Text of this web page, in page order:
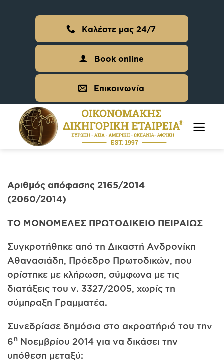
Καλέστε μας 24/7
Book online
Επικοινωνία
Αριθμός απόφασης 2165/2014
(2060/2014)
ΤΟ ΜΟΝΟΜΕΛΕΣ ΠΡΩΤΟΔΙΚΕΙΟ ΠΕΙΡΑΙΩΣ
Συγκροτήθηκε από τη Δικαστή Ανδρονίκη
Αθανασιάδη, Πρόεδρο Πρωτοδικών, που
ορίστηκε με κλήρωση, σύμφωνα με τις
διατάξεις του ν. 3327/2005, χωρίς τη
σύμπραξη Γραμματέα.
Συνεδρίασε δημόσια στο ακροατήριό του την
6η Νοεμβρίου 2014 για να δικάσει την
υπόθεση μεταξύ: